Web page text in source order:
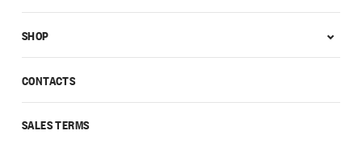
CONTACTS
SALES TERMS
SHOP